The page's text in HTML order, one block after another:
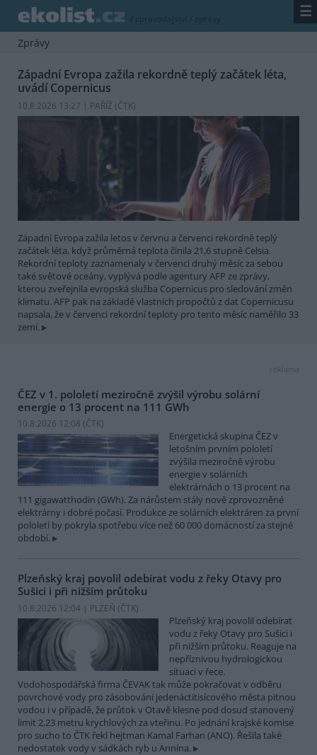
/ zpravodajství / zprávy ☰
Zprávy
Západní Evropa zažila rekordně teplý začátek léta,
uvádí Copernicus
10.8.2026 13:27 | PAŘÍŽ (ČTK)
Západní Evropa zažila letos v červnu a červenci rekordně teplý
začátek léta, když průměrná teplota činila 21,6 stupně Celsia.
Rekordní teploty zaznamenaly v červenci druhý měsíc za sebou
také světové oceány, vyplývá podle agentury AFP ze zprávy,
kterou zveřejnila evropská služba Copernicus pro sledování změn
klimatu. AFP pak na základě vlastních propočtů z dat Copernicusu
napsala, že v červenci rekordní teploty pro tento měsíc naměřilo 33
zemí.
reklama
ČEZ v 1. pololetí meziročně zvýšil výrobu solární
energie o 13 procent na 111 GWh
10.8.2026 12:08 (ČTK)
Energetická skupina ČEZ v
letošním prvním pololetí
zvýšila meziročně výrobu
energie v solárních
elektrárnách o 13 procent na
111 gigawatthodin (GWh). Za nárůstem stály nově zprovozněné
elektrárny i dobré počasí. Produkce ze solárních elektráren za první
pololetí by pokryla spotřebu více než 60 000 domácností za stejné
období.
Plzeňský kraj povolil odebírat vodu z řeky Otavy pro
Sušici i při nižším průtoku
10.8.2026 12:04 | PLZEŇ (ČTK)
Plzeňský kraj povolil odebírat
vodu z řeky Otavy pro Sušici i
při nižším průtoku. Reaguje na
nepříznivou hydrologickou
situaci v řece.
Vodohospodářská firma ČEVAK tak může pokračovat v odběru
povrchové vody pro zásobování jedenáctitisícového města pitnou
vodou i v případě, že průtok v Otavě klesne pod dosud stanovený
limit 2,23 metru krychlových za vteřinu. Po jednání krajské komise
pro sucho to ČTK řekl hejtman Kamal Farhan (ANO). Řešila také
nedostatek vody v sádkách ryb u Annína.